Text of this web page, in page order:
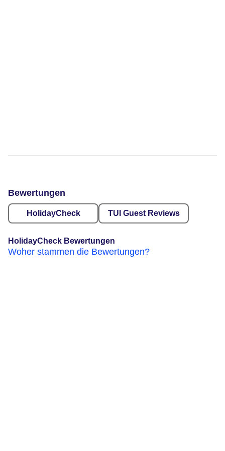
Bewertungen
HolidayCheck TUI Guest Reviews
HolidayCheck Bewertungen
Woher stammen die Bewertungen?